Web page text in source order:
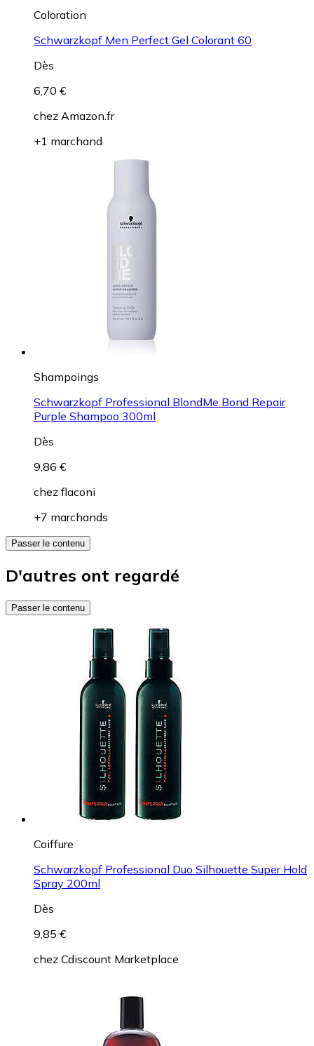
Coloration
Schwarzkopf Men Perfect Gel Colorant 60
Dès
6,70 €
chez Amazon.fr
+1 marchand
Shampoings
Schwarzkopf Professional BlondMe Bond Repair
Purple Shampoo 300ml
Dès
9,86 €
chez flaconi
+7 marchands
Passer le contenu
D'autres ont regardé
Passer le contenu
Coiffure
Schwarzkopf Professional Duo Silhouette Super Hold
Spray 200ml
Dès
9,85 €
chez Cdiscount Marketplace